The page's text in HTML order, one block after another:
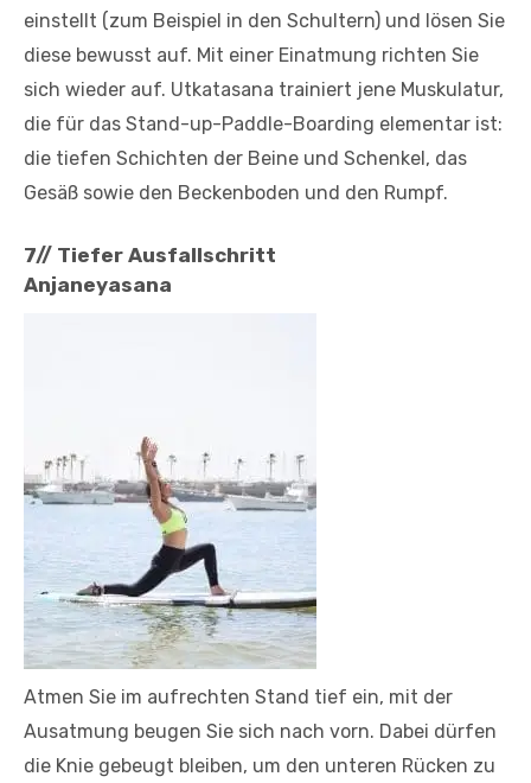
einstellt (zum Beispiel in den Schultern) und lösen Sie
diese bewusst auf. Mit einer Einatmung richten Sie
sich wieder auf. Utkatasana trainiert jene Muskulatur,
die für das Stand-up-Paddle-Boarding elementar ist:
die tiefen Schichten der Beine und Schenkel, das
Gesäß sowie den Beckenboden und den Rumpf.
7// Tiefer Ausfallschritt
Anjaneyasana
Atmen Sie im aufrechten Stand tief ein, mit der
Ausatmung beugen Sie sich nach vorn. Dabei dürfen
die Knie gebeugt bleiben, um den unteren Rücken zu